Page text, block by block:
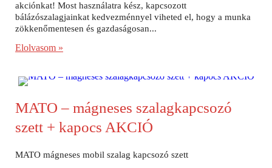
akciónkat! Most használatra kész, kapcsozott
bálázószalagjainkat kedvezménnyel viheted el, hogy a munka
zökkenőmentesen és gazdaságosan...
Elolvasom »
MATO – mágneses szalagkapcsozó
szett + kapocs AKCIÓ
MATO mágneses mobil szalag kapcsozó szett